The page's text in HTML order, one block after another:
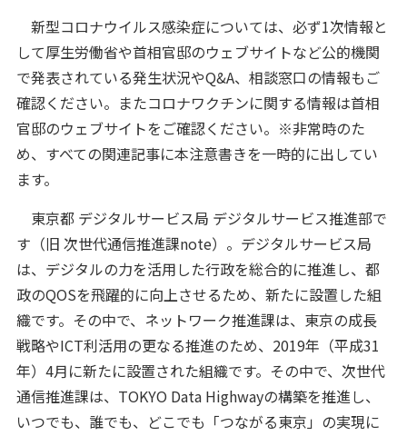
新型コロナウイルス感染症については、必ず1次情報と
して厚生労働省や首相官邸のウェブサイトなど公的機関
で発表されている発生状況やQ&A、相談窓口の情報もご
確認ください。またコロナワクチンに関する情報は首相
官邸のウェブサイトをご確認ください。※非常時のた
め、すべての関連記事に本注意書きを一時的に出してい
ます。
東京都 デジタルサービス局 デジタルサービス推進部で
す（旧 次世代通信推進課note）。デジタルサービス局
は、デジタルの力を活用した行政を総合的に推進し、都
政のQOSを飛躍的に向上させるため、新たに設置した組
織です。その中で、ネットワーク推進課は、東京の成長
戦略やICT利活用の更なる推進のため、2019年（平成31
年）4月に新たに設置された組織です。その中で、次世代
通信推進課は、TOKYO Data Highwayの構築を推進し、
いつでも、誰でも、どこでも「つながる東京」の実現に